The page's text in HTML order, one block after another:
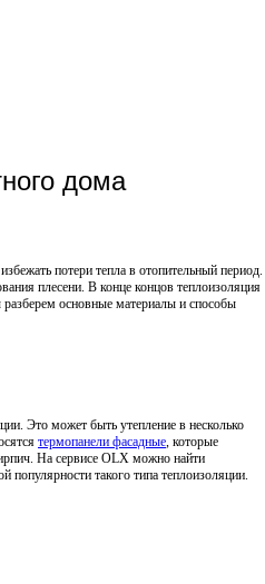
дома
потери тепла в отопительный период.
плесени. В конце концов теплоизоляция
разберем основные материалы и способы
Это может быть утепление в несколько
термопанели фасадные , которые
На сервисе OLX можно найти
такого типа теплоизоляции.